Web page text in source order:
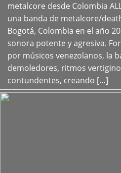
metalcore desde Colombia ALL
una banda de metalcore/
Bogotá, Colombia en el año
sonora potente y agresiva.
por músicos venezolanos, la
demoledores, ritmos
contundentes, creando […]